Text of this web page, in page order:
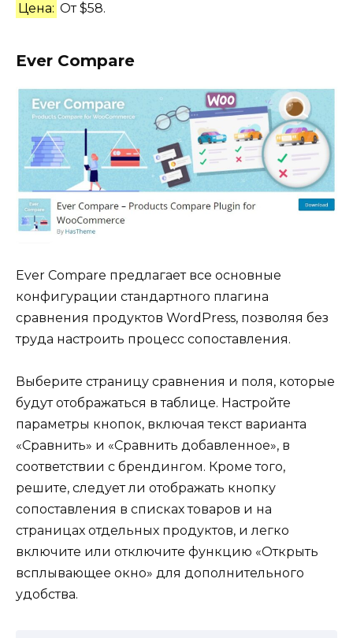
Цена: От $58.
Ever Compare
Ever Compare предлагает все основные
конфигурации стандартного плагина
сравнения продуктов WordPress, позволяя без
труда настроить процесс сопоставления.
Выберите страницу сравнения и поля, которые
будут отображаться в таблице. Настройте
параметры кнопок, включая текст варианта
«Сравнить» и «Сравнить добавленное», в
соответствии с брендингом. Кроме того,
решите, следует ли отображать кнопку
сопоставления в списках товаров и на
страницах отдельных продуктов, и легко
включите или отключите функцию «Открыть
всплывающее окно» для дополнительного
удобства.